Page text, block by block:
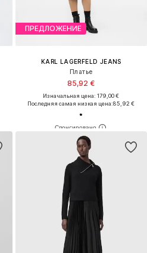
ПРЕДЛОЖЕНИЕ
KARL LAGERFELD JEANS
Платье
85,92 €
Изначальная цена: 179,00 €
Последняя самая низкая цена:85,92 €